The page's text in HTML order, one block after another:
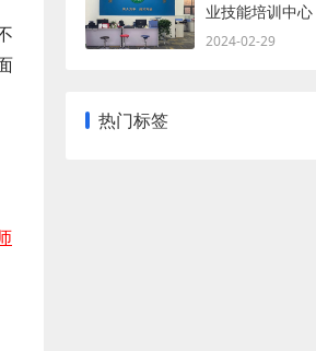
业技能培训中心
2024-02-29
热门标签